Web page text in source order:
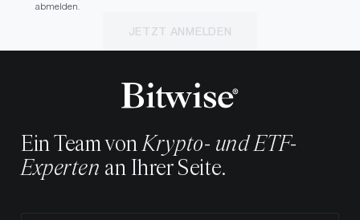
abmelden.
JETZT ANMELDEN
Ein Team von Krypto- und ETF-
Experten an Ihrer Seite.